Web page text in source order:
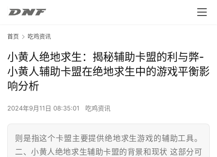
首页 吃鸡资讯
小黄人绝地求生：揭秘辅助卡盟的利与弊-
小黄人辅助卡盟在绝地求生中的游戏平衡影
响分析
2024年9月11日 08:35:01 吃鸡资讯
则是指这个卡盟主要提供绝地求生游戏的辅助工具。
二、小黄人绝地求生辅助卡盟的背景和现状 这部分可